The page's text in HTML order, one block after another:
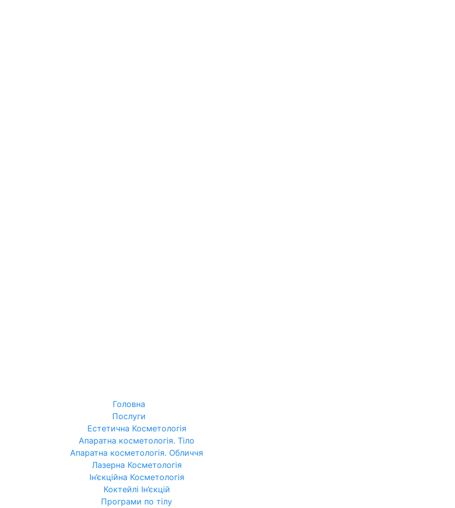
Головна
Послуги
Естетична Косметологія
Апаратна косметологія. Тіло
Апаратна косметологія. Обличчя
Лазерна Косметологія
Ін’єкційна Косметологія
Коктейлі Ін’єкцій
Програми по тілу